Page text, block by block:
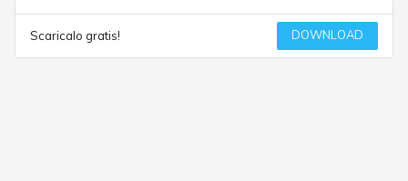
Scaricalo gratis! DOWNLOAD